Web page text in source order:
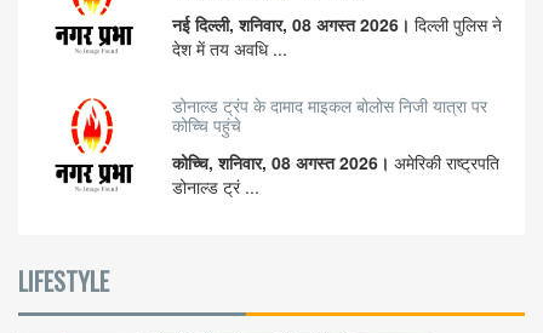
नई दिल्ली, शनिवार, 08 अगस्त 2026। दिल्ली पुलिस ने
देश में तय अवधि ...
डोनाल्ड ट्रंप के दामाद माइकल बोलोस निजी यात्रा पर
कोच्चि पहुंचे
कोच्चि, शनिवार, 08 अगस्त 2026। अमेरिकी राष्ट्रपति
डोनाल्ड ट्रं ...
LIFESTYLE